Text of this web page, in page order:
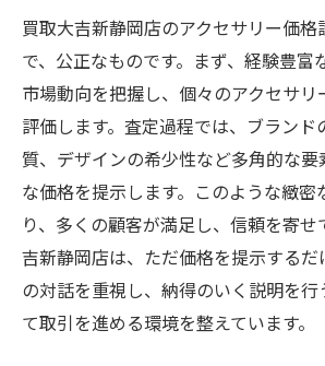
買取大吉新静岡店のアクセサリー価
で、公正なものです。まず、経験豊富
市場動向を把握し、個々のアクセサリ
評価します。査定過程では、ブランド
質、デザインの希少性など多角的な
な価格を提示します。このような緻密
り、多くの顧客が満足し、信頼を寄せ
吉新静岡店は、ただ価格を提示するだ
の対話を重視し、納得のいく説明を行
て取引を進める環境を整えています。